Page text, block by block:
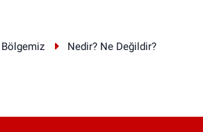
Bölgemiz Nedir? Ne Değildir?